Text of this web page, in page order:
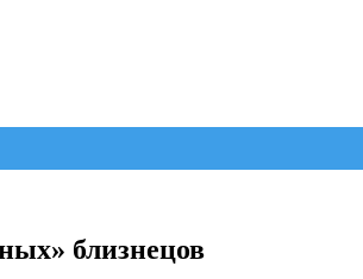
близнецов